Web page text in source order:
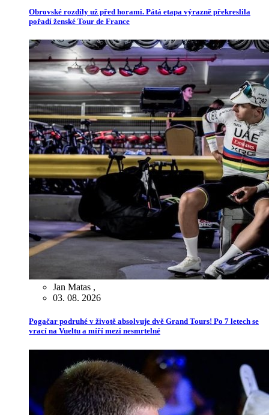
Obrovské rozdíly už před horami. Pátá etapa výrazně překreslila
pořadí ženské Tour de France
Jan Matas ,
03. 08. 2026
Pogačar podruhé v životě absolvuje dvě Grand Tours! Po 7 letech se
vrací na Vueltu a míří mezi nesmrtelné